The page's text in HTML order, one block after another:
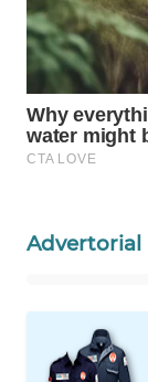
Advertorial
WAHANA
KONSUMEN
WAHANA
WAHANA
TRAVEL
WAHANA